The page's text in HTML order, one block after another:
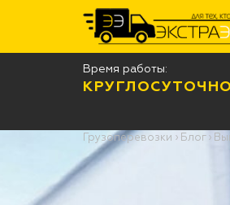
Время работы:
КРУГЛОСУТОЧНО
Грузоперевозки › Блог›